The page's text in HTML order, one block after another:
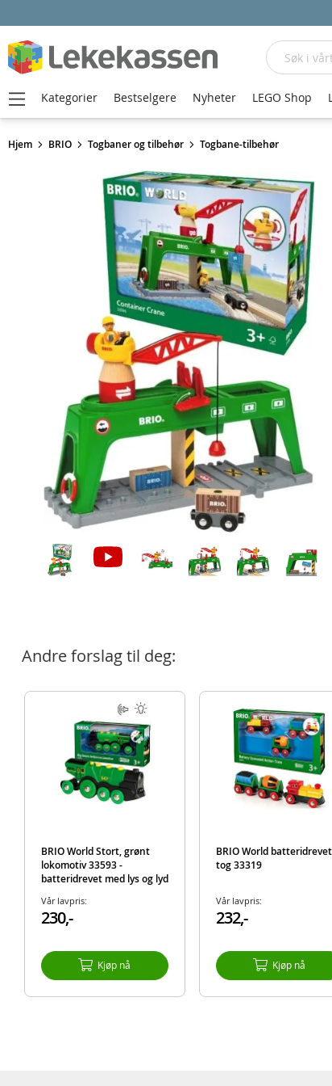
Hjem BRIO Togbaner og tilbehør Togbane-tilbehør
Andre forslag til deg:
BRIO World Stort, grønt
lokomotiv 33593 -
batteridrevet med lys og lyd
Vår lavpris:
230,-
Kjøp nå
BRIO World batteridrevet
tog 33319
Vår lavpris:
232,-
Kjøp nå
Søk
Kategorier Bestselgere Nyheter LEGO Shop